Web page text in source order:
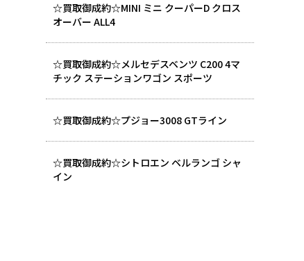
☆買取御成約☆MINI ミニ クーパーD クロス
オーバー ALL4
☆買取御成約☆メルセデスベンツ C200 4マ
チック ステーションワゴン スポーツ
☆買取御成約☆プジョー3008 GTライン
☆買取御成約☆シトロエン ベルランゴ シャ
イン